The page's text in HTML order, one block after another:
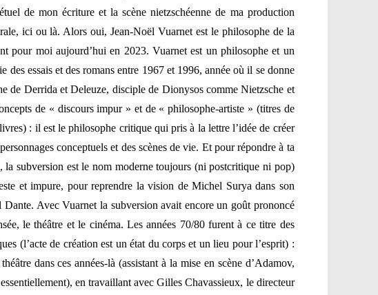
de mon écriture et la scène nietzschéenne de ma production
ici ou là. Alors oui, Jean-Noël Vuarnet est le philosophe de la
pour moi aujourd’hui en 2023. Vuarnet est un philosophe et un
des essais et des romans entre 1967 et 1996, année où il se donne
de Derrida et Deleuze, disciple de Dionysos comme Nietzsche et
de « discours impur » et de « philosophe-artiste » (titres de
: il est le philosophe critique qui pris à la lettre l’idée de créer
conceptuels et des scènes de vie. Et pour répondre à ta
la subversion est le nom moderne toujours (ni postcritique ni pop)
et impure, pour reprendre la vision de Michel Surya dans son
Avec Vuarnet la subversion avait encore un goût prononcé
le théâtre et le cinéma. Les années 70/80 furent à ce titre des
(l’acte de création est un état du corps et un lieu pour l’esprit) :
dans ces années-là (assistant à la mise en scène d’Adamov,
en travaillant avec Gilles Chavassieux, le directeur